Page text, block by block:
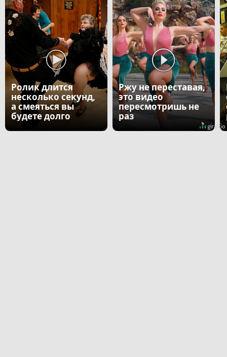
Ролик длится
несколько секунд,
а смеяться вы
будете долго
Ржу не переставая,
это видео
пересмотришь не
раз